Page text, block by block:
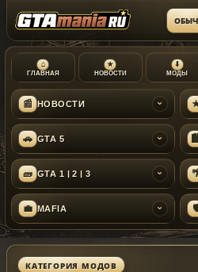
⌂
ГЛАВНАЯ
★
НОВОСТИ
⬇
МОДЫ
📰 НОВОСТИ ›
🚗 GTA 5 ›
🧱 GTA 1 | 2 | 3 ›
💼 MAFIA ›
КАТЕГОРИЯ МОДОВ